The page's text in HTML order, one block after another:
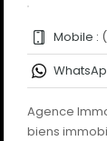
Mobile :
Agence
biens